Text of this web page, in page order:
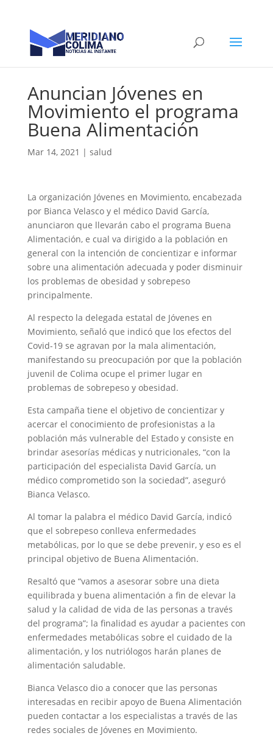
Anuncian Jóvenes en
Movimiento el programa
Buena Alimentación
Mar 14, 2021 | salud
La organización Jóvenes en Movimiento, encabezada
por Bianca Velasco y el médico David García,
anunciaron que llevarán cabo el programa Buena
Alimentación, e cual va dirigido a la población en
general con la intención de concientizar e informar
sobre una alimentación adecuada y poder disminuir
los problemas de obesidad y sobrepeso
principalmente.
Al respecto la delegada estatal de Jóvenes en
Movimiento, señaló que indicó que los efectos del
Covid-19 se agravan por la mala alimentación,
manifestando su preocupación por que la población
juvenil de Colima ocupe el primer lugar en
problemas de sobrepeso y obesidad.
Esta campaña tiene el objetivo de concientizar y
acercar el conocimiento de profesionistas a la
población más vulnerable del Estado y consiste en
brindar asesorías médicas y nutricionales, “con la
participación del especialista David García, un
médico comprometido son la sociedad”, aseguró
Bianca Velasco.
Al tomar la palabra el médico David García, indicó
que el sobrepeso conlleva enfermedades
metabólicas, por lo que se debe prevenir, y eso es el
principal objetivo de Buena Alimentación.
Resaltó que “vamos a asesorar sobre una dieta
equilibrada y buena alimentación a fin de elevar la
salud y la calidad de vida de las personas a través
del programa”; la finalidad es ayudar a pacientes con
enfermedades metabólicas sobre el cuidado de la
alimentación, y los nutriólogos harán planes de
alimentación saludable.
Bianca Velasco dio a conocer que las personas
interesadas en recibir apoyo de Buena Alimentación
pueden contactar a los especialistas a través de las
redes sociales de Jóvenes en Movimiento.